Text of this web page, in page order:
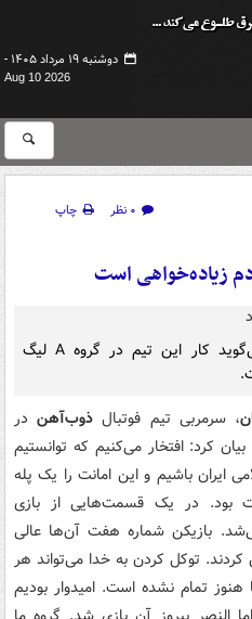
دوشنبه ۱۹ مرداد ۱۴۰۵ -
Aug 10 2026
۰ نظر
چاپ
زیاده‌خواهی است
سرمربی تیم فوتبال ذوب‌آهن می‌گوید کار این تیم در گروه A لیگ
، سرمربی تیم فوتبالذوب‌آهندر
بیان کرد: افتخار می‌کنیم که توانستیم
ایران باشیم و این امانت را یک پله
بود. در یک قسمت‌هایی از بازی
بازیکن شماره هفت آن‌ها عالی
توکل کردن به خدا می‌تواند هر
تمام نشده است. امیدوار بودیم